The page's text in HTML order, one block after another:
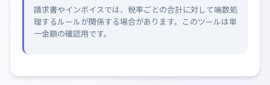
請求書やインボイスでは、税率ごとの合計に対して端数処
理するルールが関係する場合があります。このツールは単
一金額の確認用です。